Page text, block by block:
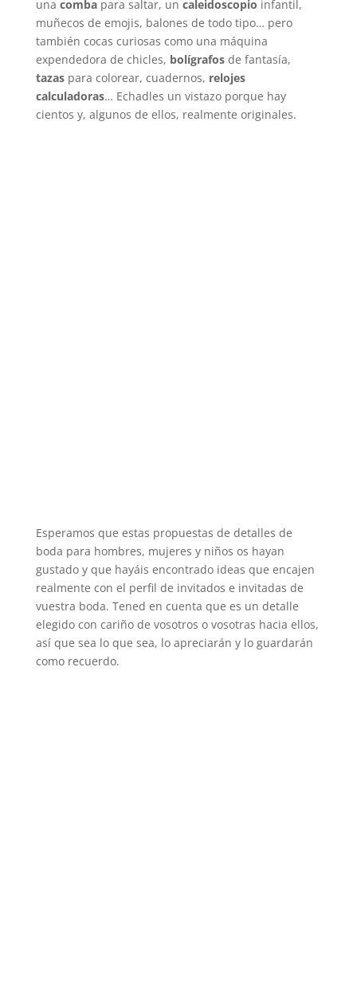
una comba para saltar, un caleidoscopio infantil,
muñecos de emojis, balones de todo tipo… pero
también cocas curiosas como una máquina
expendedora de chicles, bolígrafos de fantasía,
tazaspara colorear, cuadernos, relojes
calculadoras… Echadles un vistazo porque hay
cientos y, algunos de ellos, realmente originales.
Esperamos que estas propuestas de detalles de
boda para hombres, mujeres y niños os hayan
gustado y que hayáis encontrado ideas que encajen
realmente con el perfil de invitados e invitadas de
vuestra boda. Tened en cuenta que es un detalle
elegido con cariño de vosotros o vosotras hacia ellos,
así que sea lo que sea, lo apreciarán y lo guardarán
como recuerdo.